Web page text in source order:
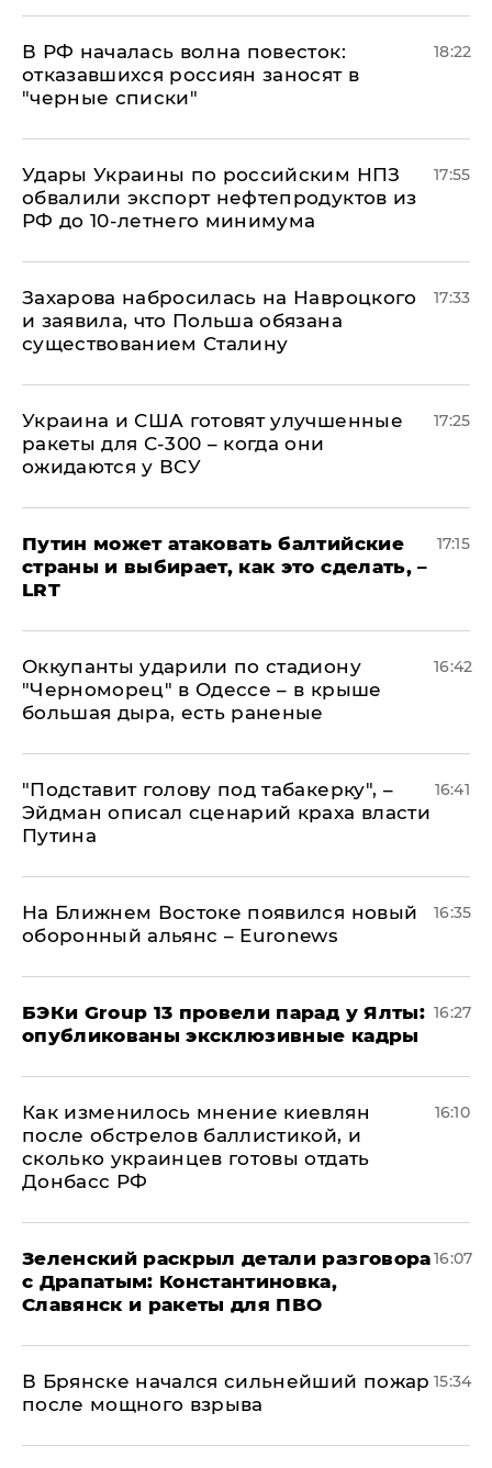
​В РФ началась волна повесток:
отказавшихся россиян заносят в
"черные списки"
18:22
Удары Украины по российским НПЗ
обвалили экспорт нефтепродуктов из
РФ до 10-летнего минимума
17:55
​Захарова набросилась на Навроцкого
и заявила, что Польша обязана
существованием Сталину
17:33
Украина и США готовят улучшенные
ракеты для С-300 – когда они
ожидаются у ВСУ
17:25
Путин может атаковать балтийские
страны и выбирает, как это сделать, –
LRT
17:15
Оккупанты ударили по стадиону
"Черноморец" в Одессе – в крыше
большая дыра, есть раненые
16:42
​"Подставит голову под табакерку", –
Эйдман описал сценарий краха власти
Путина
16:41
На Ближнем Востоке появился новый
оборонный альянс – Euronews
16:35
​БЭКи Group 13 провели парад у Ялты:
опубликованы эксклюзивные кадры
16:27
Как изменилось мнение киевлян
после обстрелов баллистикой, и
сколько украинцев готовы отдать
Донбасс РФ
16:10
​Зеленский раскрыл детали разговора
с Драпатым: Константиновка,
Славянск и ракеты для ПВО
16:07
В Брянске начался сильнейший пожар
после мощного взрыва
15:34